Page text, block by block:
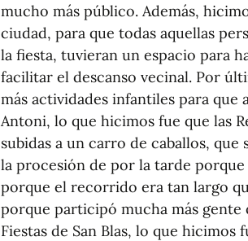
mucho más público. Además,
ciudad, para que todas aquellas
la fiesta, tuvieran un espacio para
facilitar el descanso vecinal. Por
más actividades infantiles para que
Antoni, lo que hicimos fue que las
subidas a un carro de caballos,
la procesión de por la tarde
porque el recorrido era tan largo
porque participó mucha más gente
Fiestas de San Blas, lo que